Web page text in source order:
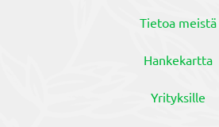
Tietoa meistä
Hankekartta
Yrityksille